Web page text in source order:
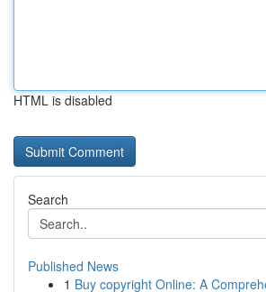
HTML is disabled
Search
Published News
1 Buy copyright Online: A